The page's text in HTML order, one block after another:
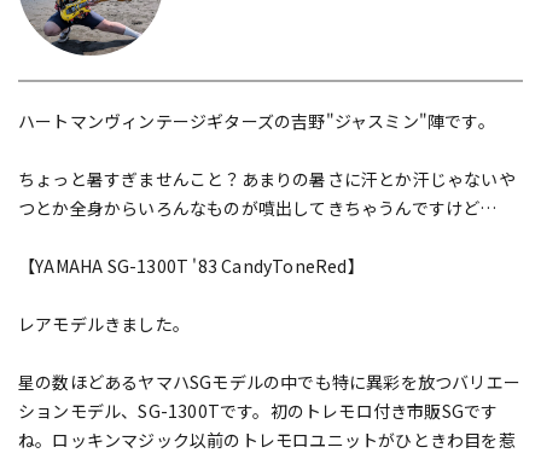
ハートマンヴィンテージギターズの吉野"ジャスミン"陣です。
ちょっと暑すぎませんこと？あまりの暑さに汗とか汗じゃないや
つとか全身からいろんなものが噴出してきちゃうんですけど…
【YAMAHA SG-1300T '83 CandyToneRed】
レアモデルきました。
星の数ほどあるヤマハSGモデルの中でも特に異彩を放つバリエー
ションモデル、SG-1300Tです。初のトレモロ付き市販SGです
ね。ロッキンマジック以前のトレモロユニットがひときわ目を惹